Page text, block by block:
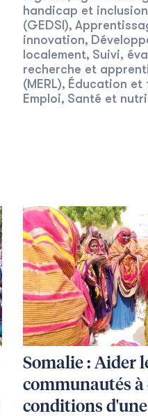
handicap et
(GEDSI),
innovation,
localement, Suivi,
recherche et
(MERL), Éducation et
Emploi, Santé et
Somalie : Aider
communautés
conditions